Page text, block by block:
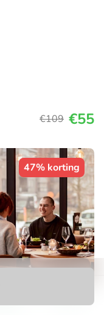
€109 €55
47% korting